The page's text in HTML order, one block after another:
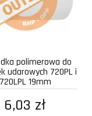
polimerowa do
udarowych 720PL i
720LPL 19mm
6,03 zł